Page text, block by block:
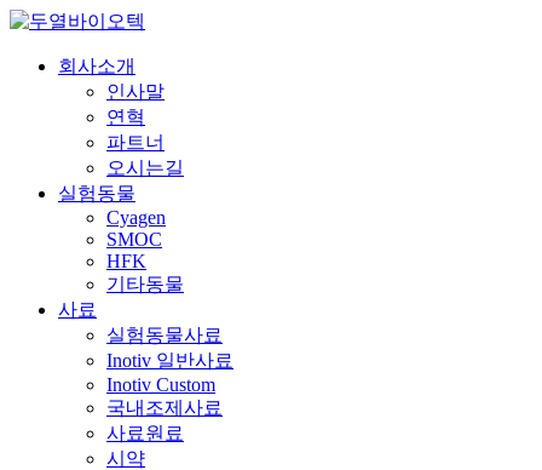
두열바이오텍
회사소개
인사말
연혁
파트너
오시는길
실험동물
Cyagen
SMOC
HFK
기타동물
사료
실험동물사료
Inotiv 일반사료
Inotiv Custom
국내조제사료
사료원료
시약